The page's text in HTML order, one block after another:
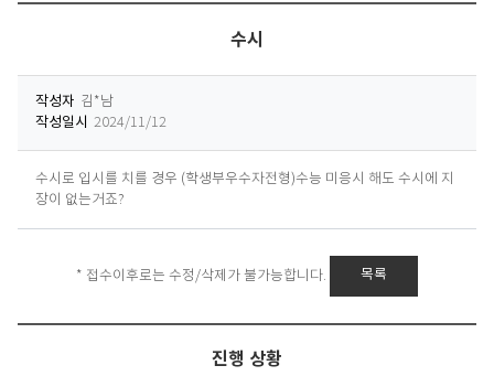
수시
작성자 김*남
작성일시 2024/11/12
수시로 입시를 치를 경우 (학생부우수자전형)수능 미응시 해도 수시에 지
장이 없는거죠?
* 접수이후로는 수정/삭제가 불가능합니다. 목록
진행 상황